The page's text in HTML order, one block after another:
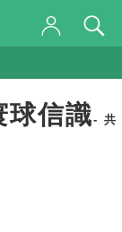
信識- 共